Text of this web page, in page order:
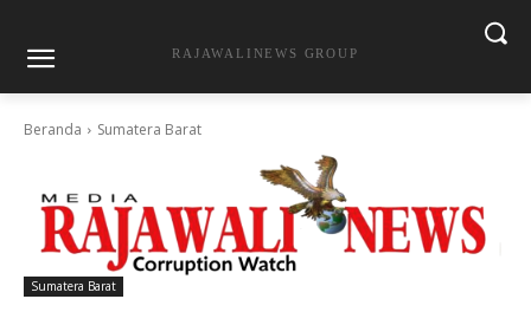
RAJAWALINEWS GROUP
Beranda Sumatera Barat
Sumatera Barat